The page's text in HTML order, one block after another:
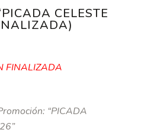
CELESTE
FINALIZADA
“PICADA